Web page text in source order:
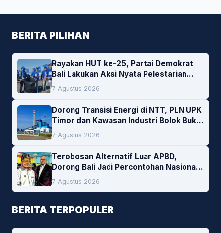
BERITA PILIHAN
Rayakan HUT ke-25, Partai Demokrat
Bali Lakukan Aksi Nyata Pelestarian
Lingkungan
7 Agustus 2026
Dorong Transisi Energi di NTT, PLN UPK
Timor dan Kawasan Industri Bolok Buka
Peluang Investasi Woodchip untuk
Cofiring PLTU Bolok
7 Agustus 2026
Terobosan Alternatif Luar APBD,
Dorong Bali Jadi Percontohan Nasional
Pembiayaan Daerah
7 Agustus 2026
BERITA TERPOPULER